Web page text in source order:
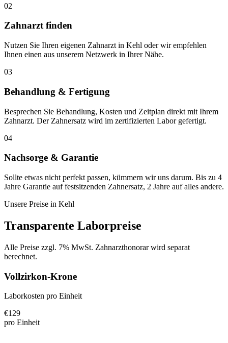
02
Zahnarzt finden
Nutzen Sie Ihren eigenen Zahnarzt in Kehl oder wir empfehlen
Ihnen einen aus unserem Netzwerk in Ihrer Nähe.
03
Behandlung & Fertigung
Besprechen Sie Behandlung, Kosten und Zeitplan direkt mit Ihrem
Zahnarzt. Der Zahnersatz wird im zertifizierten Labor gefertigt.
04
Nachsorge & Garantie
Sollte etwas nicht perfekt passen, kümmern wir uns darum. Bis zu 4
Jahre Garantie auf festsitzenden Zahnersatz, 2 Jahre auf alles andere.
Unsere Preise in Kehl
Transparente Laborpreise
Alle Preise zzgl. 7% MwSt. Zahnarzthonorar wird separat
berechnet.
Vollzirkon-Krone
Laborkosten pro Einheit
€129
pro Einheit